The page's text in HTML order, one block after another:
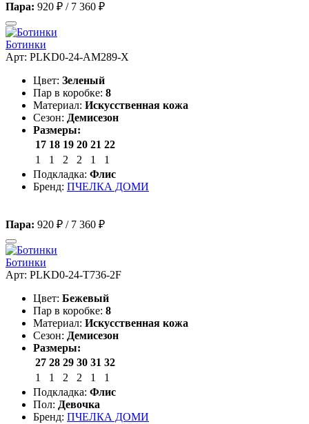
Пара: 920 ₽ / 7 360 ₽
Ботинки
Арт: PLKD0-24-AM289-X
Цвет: Зеленый
Пар в коробке: 8
Материал: Искусственная кожа
Сезон: Демисезон
Размеры:
17 18 19 20 21 22
1
1 2 2 1
1
Подкладка: Флис
Бренд: ПЧЕЛКА ДОМИ
Пара: 920 ₽ / 7 360 ₽
Ботинки
Арт: PLKD0-24-T736-2F
Цвет: Бежевый
Пар в коробке: 8
Материал: Искусственная кожа
Сезон: Демисезон
Размеры:
27 28 29 30 31 32
1
1 2 2 1
1
Подкладка: Флис
Пол: Девочка
Бренд: ПЧЕЛКА ДОМИ